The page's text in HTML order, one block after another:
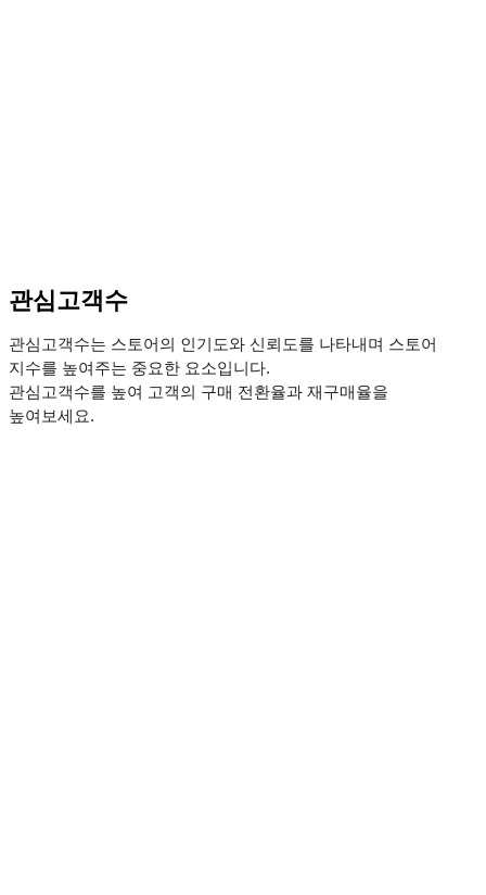
관심고객수
관심고객수는 스토어의 인기도와 신뢰도를 나타내며 스토어
지수를 높여주는 중요한 요소입니다.
관심고객수를 높여 고객의 구매 전환율과 재구매율을
높여보세요.